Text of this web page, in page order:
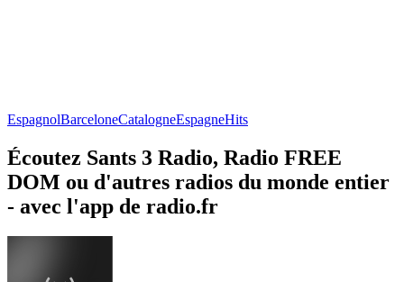
EspagnolBarceloneCatalogneEspagneHits
Écoutez Sants 3 Radio, Radio FREE
DOM ou d'autres radios du monde entier
- avec l'app de radio.fr